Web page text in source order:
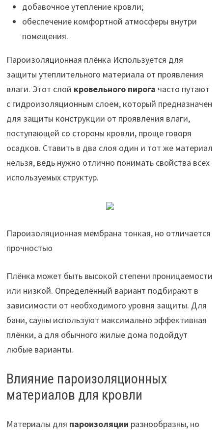
добавочное утепление кровли;
обеспечение комфортной атмосферы внутри
помещения.
Пароизоляционная плёнка Используется для
защиты утеплительного материала от проявления
влаги. Этот слой кровельного пирога часто путают
с гидроизоляционным слоем, который предназначен
для защиты конструкции от проявления влаги,
поступающей со стороны кровли, проще говоря
осадков. Ставить в два слоя один и тот же материал
нельзя, ведь нужно отлично понимать свойства всех
используемых структур.
Пароизоляционная мембрана тонкая, но отличается
прочностью
Плёнка может быть высокой степени проницаемости
или низкой. Определённый вариант подбирают в
зависимости от необходимого уровня защиты. Для
бани, сауны используют максимально эффективная
плёнки, а для обычного жилые дома подойдут
любые варианты.
Влияние пароизоляционных
материалов для кровли
Материалы для пароизоляции разнообразны, но